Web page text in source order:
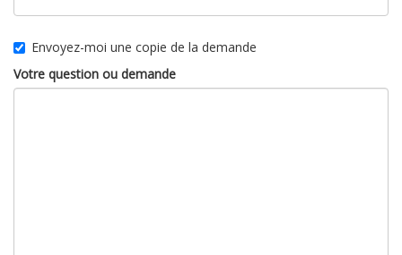
Envoyez-moi une copie de la demande
Votre question ou demande